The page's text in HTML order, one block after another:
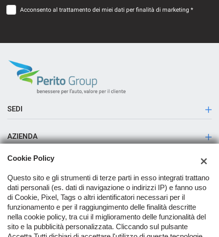
Acconsento al trattamento dei miei dati per finalità di marketing *
SEDI
AZIENDA
Storia
Contatti
Servizio Pick up & Delivery
Servizio deposito e ritiro veicoli H24
TORNA IN CIMA
Cookie Policy
Questo sito e gli strumenti di terze parti in esso integrati trattano
dati personali (es. dati di navigazione o indirizzi IP) e fanno uso
di Cookie, Pixel, Tags o altri identificatori necessari per il
funzionamento e per il raggiungimento delle finalità descritte
nella cookie policy, tra cui il miglioramento delle funzionalità del
sito e la pubblicità personalizzata. Cliccando sul pulsante